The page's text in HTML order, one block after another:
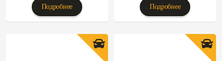
Подробнее Подробнее